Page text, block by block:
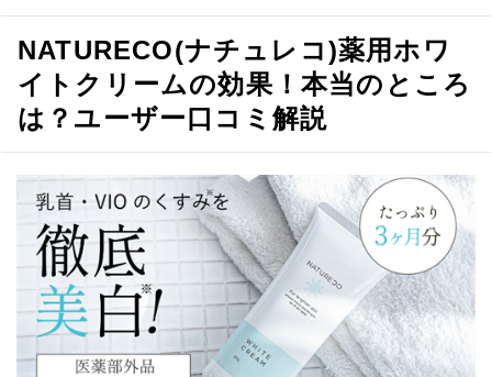
NATURECO(ナチュレコ)薬用ホワ
イトクリームの効果！本当のところ
は？ユーザー口コミ解説